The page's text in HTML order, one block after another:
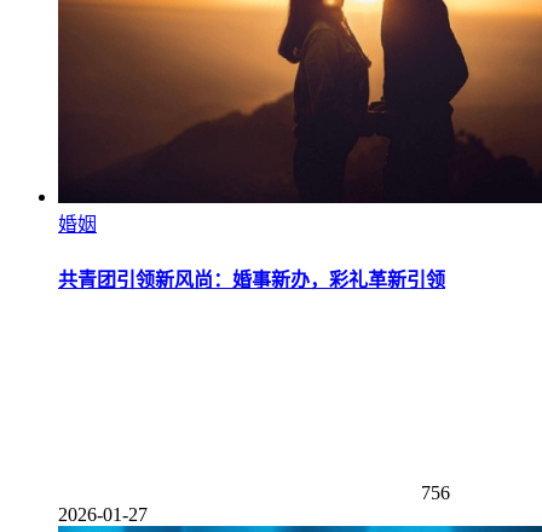
婚姻
共青团引领新风尚：婚事新办，彩礼革新引领
756
2026-01-27